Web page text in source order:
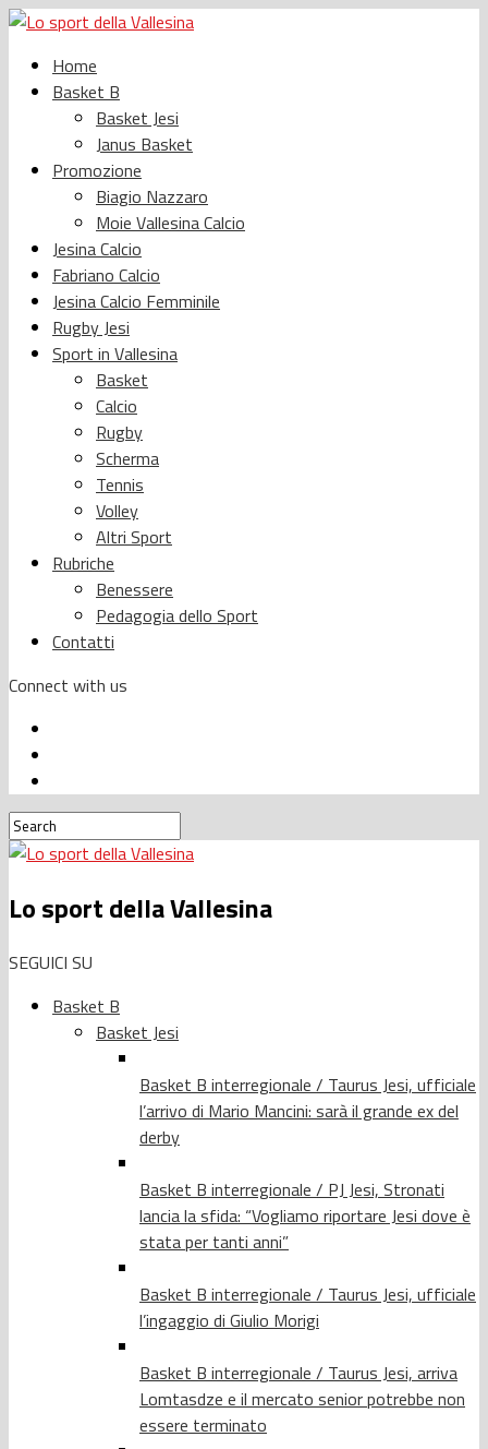
Home
Basket B
Basket Jesi
Janus Basket
Promozione
Biagio Nazzaro
Moie Vallesina Calcio
Jesina Calcio
Fabriano Calcio
Jesina Calcio Femminile
Rugby Jesi
Sport in Vallesina
Basket
Calcio
Rugby
Scherma
Tennis
Volley
Altri Sport
Rubriche
Benessere
Pedagogia dello Sport
Contatti
Connect with us
Lo sport della Vallesina
SEGUICI SU
Basket B
Basket Jesi
Basket B interregionale / Taurus Jesi, ufficiale
l’arrivo di Mario Mancini: sarà il grande ex del
derby
Basket B interregionale / PJ Jesi, Stronati
lancia la sfida: “Vogliamo riportare Jesi dove è
stata per tanti anni”
Basket B interregionale / Taurus Jesi, ufficiale
l’ingaggio di Giulio Morigi
Basket B interregionale / Taurus Jesi, arriva
Lomtasdze e il mercato senior potrebbe non
essere terminato